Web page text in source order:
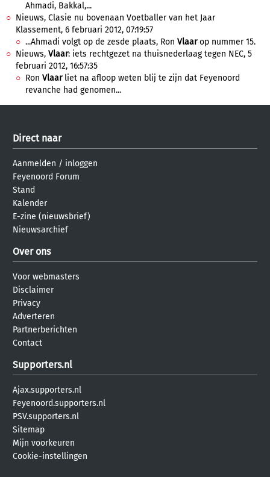
Ahmadi, Bakkal,...
Nieuws, Clasie nu bovenaan Voetballer van het Jaar
Klassement, 6 februari 2012, 07:19:57
...Ahmadi volgt op de zesde plaats, Ron Vlaarop nummer 15.
Nieuws, Vlaar: iets rechtgezet na thuisnederlaag tegen NEC, 5
februari 2012, 16:57:35
Ron Vlaarliet na afloop weten blij te zijn dat Feyenoord
revanche had genomen...
Direct naar
Aanmelden / inloggen
Feyenoord Forum
Stand
Kalender
E-zine (nieuwsbrief)
Nieuwsarchief
Over ons
Voor webmasters
Disclaimer
Privacy
Adverteren
Partnerberichten
Contact
Supporters.nl
Ajax.supporters.nl
Feyenoord.supporters.nl
PSV.supporters.nl
Sitemap
Mijn voorkeuren
Cookie-instellingen